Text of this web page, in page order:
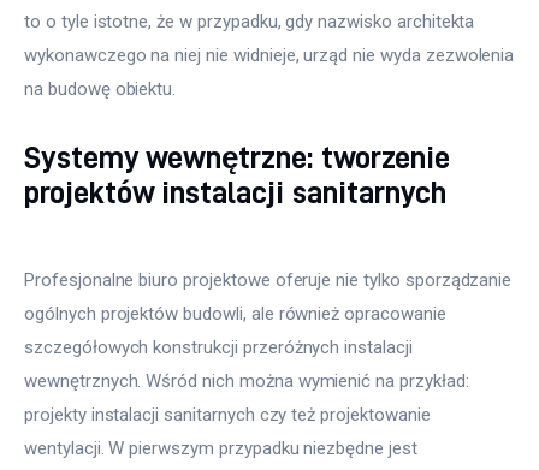
to o tyle istotne, że w przypadku, gdy nazwisko architekta
wykonawczego na niej nie widnieje, urząd nie wyda zezwolenia
na budowę obiektu.
Systemy wewnętrzne: tworzenie
projektów instalacji sanitarnych
Profesjonalne biuro projektowe oferuje nie tylko sporządzanie
ogólnych projektów budowli, ale również opracowanie
szczegółowych konstrukcji przeróżnych instalacji
wewnętrznych. Wśród nich można wymienić na przykład:
projekty instalacji sanitarnych czy też projektowanie
wentylacji. W pierwszym przypadku niezbędne jest